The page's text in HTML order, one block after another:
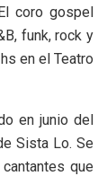
coro gospel
funk, rock y
en el Teatro
en junio del
Sista Lo. Se
que